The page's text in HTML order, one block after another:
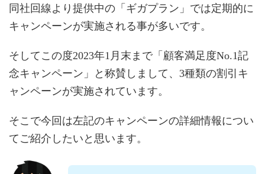
同社回線より提供中の「ギガプラン」では定期的に
キャンペーンが実施される事が多いです。
そしてこの度2023年1月末まで「顧客満足度No.1記
念キャンペーン」と称賛しまして、3種類の割引キ
ャンペーンが実施されています。
そこで今回は左記のキャンペーンの詳細情報につい
てご紹介したいと思います。